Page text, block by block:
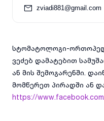
zviadi881@gmail.com
სტომატოლოგი-
ვეძებ დამატებით
ან მის შემოგარენში.
მომწერეთ პირადში ან
https://